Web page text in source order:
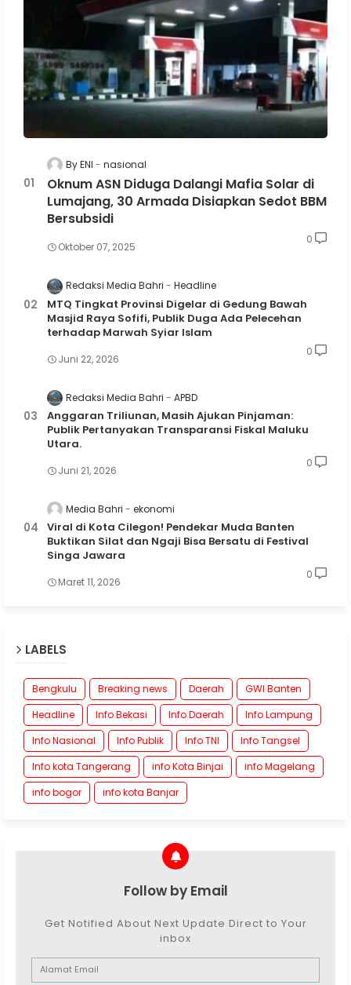
By ENI nasional
Oknum ASN Diduga Dalangi Mafia Solar di
Lumajang, 30 Armada Disiapkan Sedot BBM
Bersubsidi
Oktober 07, 2025
0
Redaksi Media Bahri Headline
MTQ Tingkat Provinsi Digelar di Gedung Bawah
Masjid Raya Sofifi, Publik Duga Ada Pelecehan
terhadap Marwah Syiar Islam
Juni 22, 2026
0
Redaksi Media Bahri APBD
Anggaran Triliunan, Masih Ajukan Pinjaman:
Publik Pertanyakan Transparansi Fiskal Maluku
Utara.
Juni 21, 2026
0
Media Bahri ekonomi
Viral di Kota Cilegon! Pendekar Muda Banten
Buktikan Silat dan Ngaji Bisa Bersatu di Festival
Singa Jawara
Maret 11, 2026
0
LABELS
Bengkulu Breaking news Daerah
GWI Banten
Headline
Info Bekasi Info Daerah
Info Lampung
Info Nasional
Info Publik Info TNI
Info Tangsel
Info kota Tangerang
info Kota Binjai
info Magelang
info bogor
info kota Banjar
Follow by Email
Get Notified About Next Update Direct to Your
inbox